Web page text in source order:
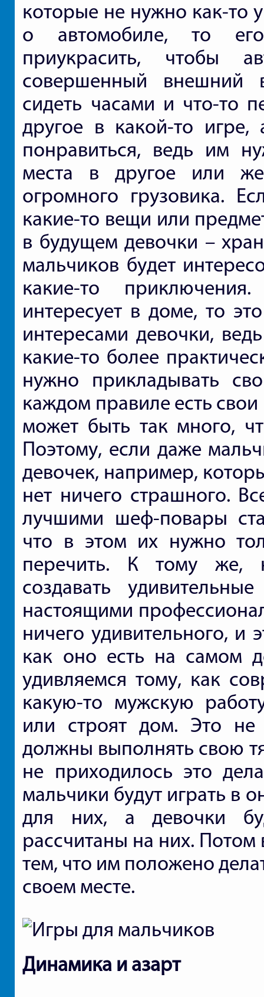
которые не нужно как-то
о автомобиле, то
приукрасить, чтобы
совершенный внешний
сидеть часами и что-то
другое в какой-то
понравиться, ведь им
места в другое или
огромного грузовика.
какие-то вещи или
в будущем девочки –
мальчиков будет
какие-то
интересует в доме, то
интересами девочки,
какие-то более
нужно прикладывать
каждом правиле есть
может быть так много,
Поэтому, если даже
девочек, например,
нет ничего страшного.
лучшими шеф-повары
что в этом их нужно
перечить. К тому же,
создавать
настоящими
ничего удивительного, и
как оно есть на самом
удивляемся тому, как
какую-то мужскую
или строят дом. Это
должны выполнять свою
не приходилось это
мальчики будут играть в
для них, а девочки
рассчитаны на них. Потом
тем, что им положено
своем месте.
Динамика и азарт